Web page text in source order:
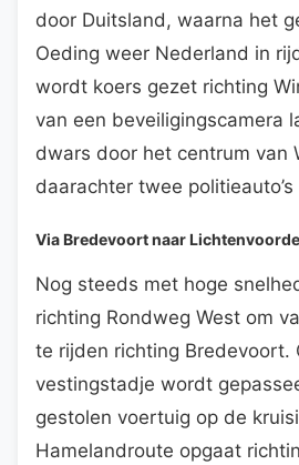
door Duitsland, waarna het
Oeding weer Nederland in
wordt koers gezet richting
van een beveiligingscamera
dwars door het centrum van
daarachter twee
Via Bredevoort naar Lichtenvoorde
Nog steeds met hoge
richting Rondweg West om
te rijden richting Bredevoort.
vestingstadje wordt
gestolen voertuig op de
Hamelandroute opgaat